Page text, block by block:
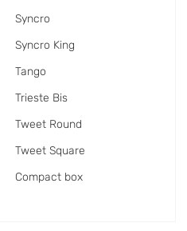
Syncro
Syncro King
Tango
Trieste Bis
Tweet Round
Tweet Square
Сompact box